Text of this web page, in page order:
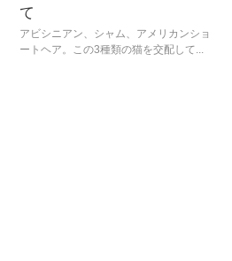
て
アビシニアン、シャム、アメリカンショ
ートヘア。この3種類の猫を交配して...